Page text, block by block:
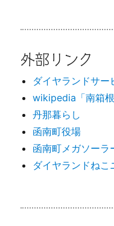
外部リンク
ダイヤランドサー
wikipedia「南箱根
丹那暮らし
函南町役場
函南町メガソーラ
ダイヤランドねこ